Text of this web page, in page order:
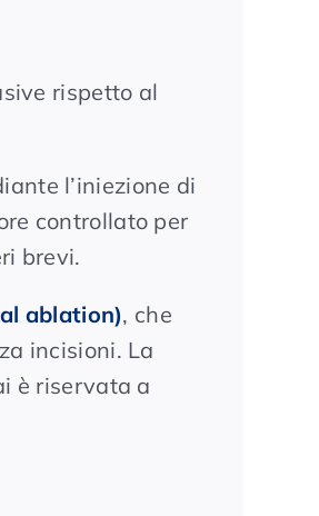
rispetto al
l’iniezione di
controllato per
brevi.
ablation), che
incisioni. La
è riservata a